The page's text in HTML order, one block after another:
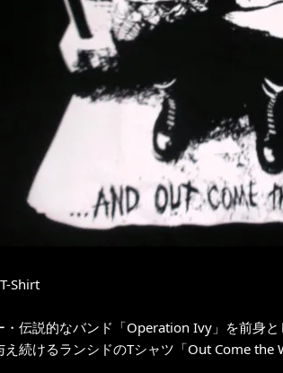
Shirt
伝説的なバンド「Operation Ivy」を前身
続けるランシドのTシャツ「Out Come the